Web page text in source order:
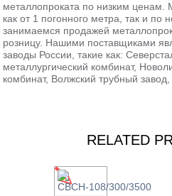
металлопроката по низким ценам.
как от 1 погонного метра, так и по
занимаемся продажей
розницу. Нашими поставщиками
заводы России, такие как:
металлургический комбинат,
комбинат, Волжский трубный
RELATED